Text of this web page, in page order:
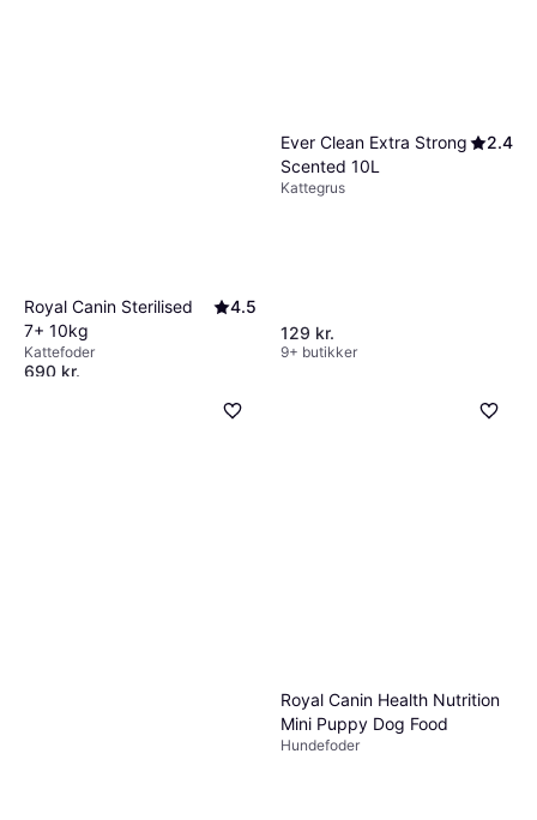
Royal Canin Sterilised
7+ 10kg
4.5
Kattefoder
690 kr.
Ever Clean Extra Strong
Scented 10L
2.4
Kattegrus
129 kr.
9+ butikker
Royal Canin Health Nutrition
Mini Puppy Dog Food
Hundefoder